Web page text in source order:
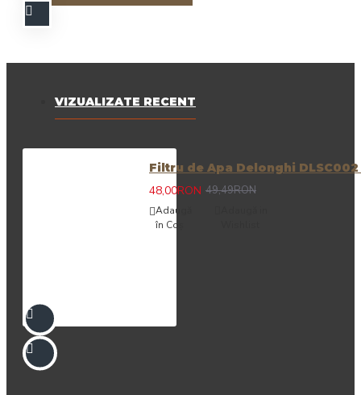
VIZUALIZATE RECENT
Filtru de Apa Delonghi DLSC002
48,00RON 49,49RON
Adaugă
în Coş